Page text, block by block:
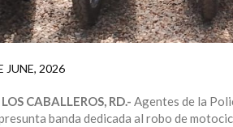
JUNE, 2026
CABALLEROS, RD.- Agentes de la
banda dedicada al robo de